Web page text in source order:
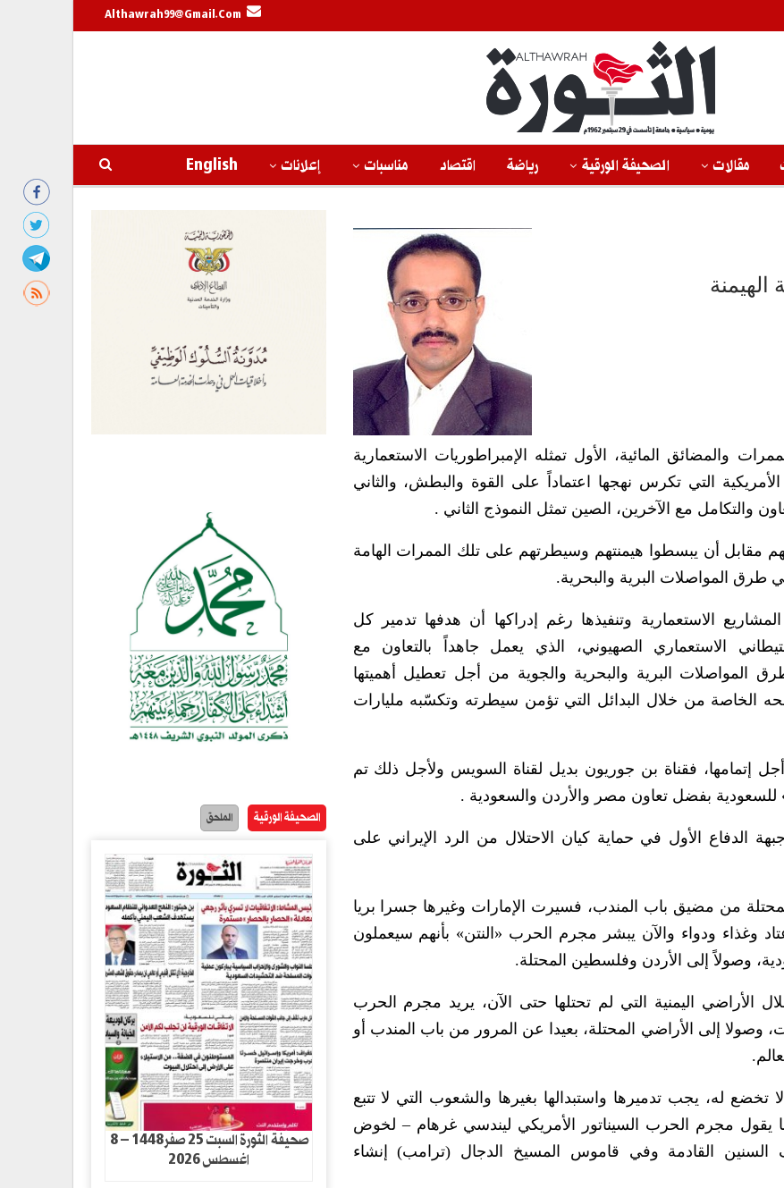
Althawrah99@gmail.com
مقالات الصحيفة الورقية رياضة اقتصاد مناسبات إعلانات English
الهيمنة
والمضائق المائية، الأول تمثله الإمبراطوريات الاستعمارية
الأمريكية التي تكرس نهجها اعتماداً على القوة والبطش، والثاني
والتكامل مع الآخرين، الصين تمثل النموذج الثاني .
مقابل أن يبسطوا هيمنتهم وسيطرتهم على تلك الممرات الهامة
طرق المواصلات البرية والبحرية.
الاستعمارية وتنفيذها رغم إدراكها أن هدفها تدمير كل
الاستعماري الصهيوني، الذي يعمل جاهداً بالتعاون مع
المواصلات البرية والبحرية والجوية من أجل تعطيل أهميتها
الخاصة من خلال البدائل التي تؤمن سيطرته وتكسّبه مليارات
إتمامها، فقناة بن جوريون بديل لقناة السويس ولأجل ذلك تم
للسعودية بفضل تعاون مصر والأردن والسعودية .
الأول في حماية كيان الاحتلال من الرد الإيراني على
من مضيق باب المندب، فسيرت الإمارات وغيرها جسرا بريا
وغذاء ودواء والآن يبشر مجرم الحرب «النتن» بأنهم سيعملون
وصولاً إلى الأردن وفلسطين المحتلة.
الأراضي اليمنية التي لم تحتلها حتى الآن، يريد مجرم الحرب
وصولا إلى الأراضي المحتلة، بعيدا عن المرور من باب المندب أو
تخضع له، يجب تدميرها واستبدالها بغيرها والشعوب التي لا تتبع
يقول مجرم الحرب السيناتور الأمريكي ليندسي غرهام – لخوض
القادمة وفي قاموس المسيخ الدجال (ترامب) إنشاء
الصحيفة الورقية الملحق
صحيفة الثورة السبت 25 صفر1448 – 8
اغسطس 2026